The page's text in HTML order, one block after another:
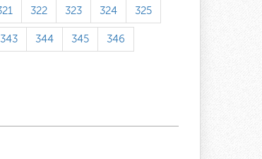
322 323 324 325
343 344 345 346